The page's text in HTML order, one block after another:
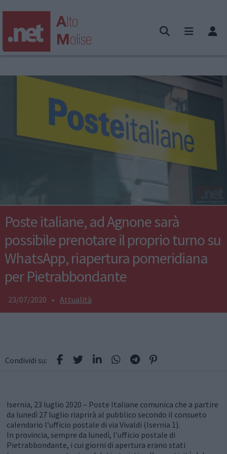
Poste italiane, ad Agnone sarà
possibile prenotare il proprio turno su
WhatsApp, riapertura pomeridiana
per Pietrabbondante
23/07/2020 • Attualità
Condividi su:
Isernia, 23 luglio 2020 – Poste Italiane comunica che a partire
da lunedì 27 luglio riaprirà al pubblico secondo il consueto
calendario l’ufficio postale di via Vivaldi (Isernia 1).
In provincia, sempre da lunedì, l’ufficio postale di
Pietrabbondante, i cui giorni di apertura erano stati